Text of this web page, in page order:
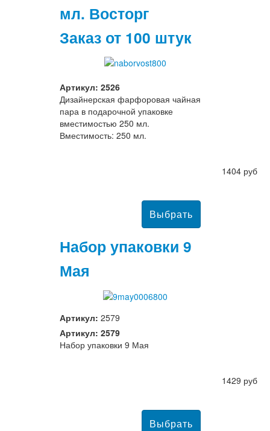
мл. Восторг
Заказ от 100 штук
Артикул: 2526
Дизайнерская фарфоровая чайная
пара в подарочной упаковке
вместимостью 250 мл.
Вместимость: 250 мл.
1404 руб
Набор упаковки 9
Мая
Артикул: 2579
Артикул: 2579
Набор упаковки 9 Мая
1429 руб